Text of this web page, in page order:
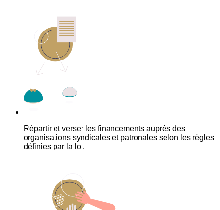
Répartir et verser les financements auprès des
organisations syndicales et patronales selon les règles
définies par la loi.